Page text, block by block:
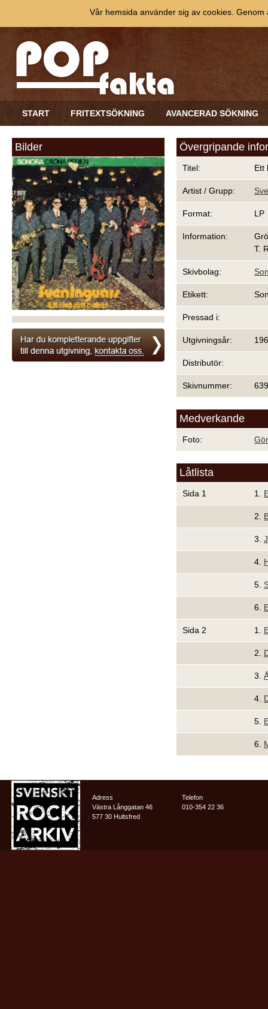
START FRITEXTSÖKNING AVANCERAD SÖKNING
Bilder Övergripande
Titel: Ett
Artist / Grupp:
Format: LP
Information:
T.
Skivbolag:
Etikett:
Pressad i:
Utgivningsår:
Distributör:
Skivnummer:
Medverkande
Foto:
Låtlista
Sida 1 1.
2.
3.
4.
5.
6.
Sida 2 1.
2.
3.
4.
5.
6.
Adress
Västra Långgatan 46
577 30 Hultsfred
Telefon
010-354 22 36
Vår hemsida använder sig av cookies.